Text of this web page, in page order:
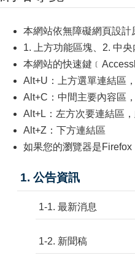
本網站依無障礙網頁設計
1. 上方功能區塊、2. 中
本網站的快速鍵
Alt+U：上方選單連結區
Alt+C：中間主要內容區
Alt+L：左方次要連結區
Alt+Z：下方連結區
如果您的瀏覽器是Firefox
1. 公告資訊
1-1. 最新消息
1-2. 新聞稿